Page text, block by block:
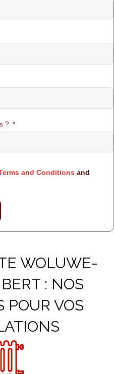
?
and Conditions and
WOLUWE-
: NOS
POUR VOS